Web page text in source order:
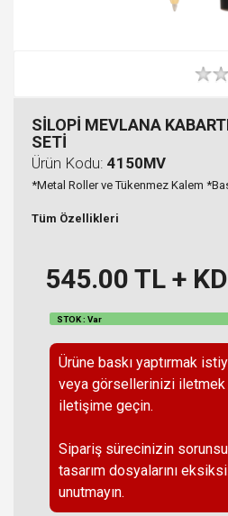
SİLOPİ MEVLANA
SETİ
Ürün Kodu: 4150MV
*Metal Roller ve Tükenmez Kalem
Tüm Özellikleri
545.00 TL +
STOK : Var
Ürüne baskı yaptırmak
veya görsellerinizi
iletişime geçin.
Sipariş sürecinizin
tasarım dosyalarını
unutmayın.